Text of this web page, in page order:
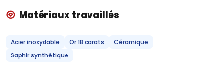
Matériaux travaillés
Acier inoxydable Or 18 carats
Céramique
Saphir synthétique